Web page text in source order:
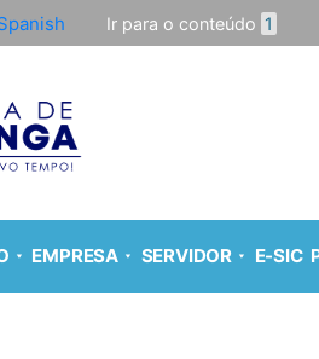
Ir para o conteúdo 1
EMPRESA SERVIDOR E-SIC